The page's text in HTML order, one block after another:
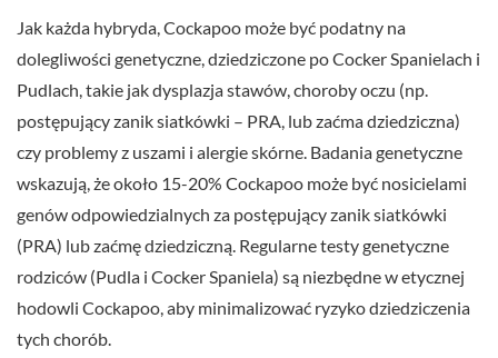
Jak każda hybryda, Cockapoo może być podatny na
dolegliwości genetyczne, dziedziczone po Cocker Spanielach i
Pudlach, takie jak dysplazja stawów, choroby oczu (np.
postępujący zanik siatkówki – PRA, lub zaćma dziedziczna)
czy problemy z uszami i alergie skórne. Badania genetyczne
wskazują, że około 15-20% Cockapoo może być nosicielami
genów odpowiedzialnych za postępujący zanik siatkówki
(PRA) lub zaćmę dziedziczną. Regularne testy genetyczne
rodziców (Pudla i Cocker Spaniela) są niezbędne w etycznej
hodowli Cockapoo, aby minimalizować ryzyko dziedziczenia
tych chorób.